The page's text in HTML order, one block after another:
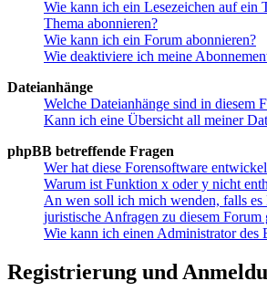
Wie kann ich ein Lesezeichen auf ein
Thema abonnieren?
Wie kann ich ein Forum abonnieren?
Wie deaktiviere ich meine
Dateianhänge
Welche Dateianhänge sind in diesem
Kann ich eine Übersicht all meiner
phpBB betreffende Fragen
Wer hat diese Forensoftware
Warum ist Funktion x oder y nicht
An wen soll ich mich wenden, falls es
juristische Anfragen zu diesem Forum
Wie kann ich einen Administrator des
Registrierung und